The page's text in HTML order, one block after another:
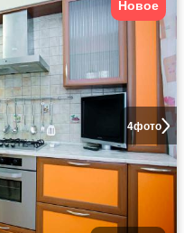
4фото
Новое